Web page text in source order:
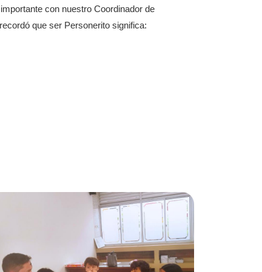
con nuestro Coordinador de
que ser Personerito significa: